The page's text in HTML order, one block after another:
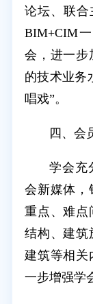
论坛、联合
BIM+CIM
会，进一步
的技术业务
唱戏”。
四、会
学会充
会新媒体，
重点、难点
结构、建筑
建筑等相关
一步增强学